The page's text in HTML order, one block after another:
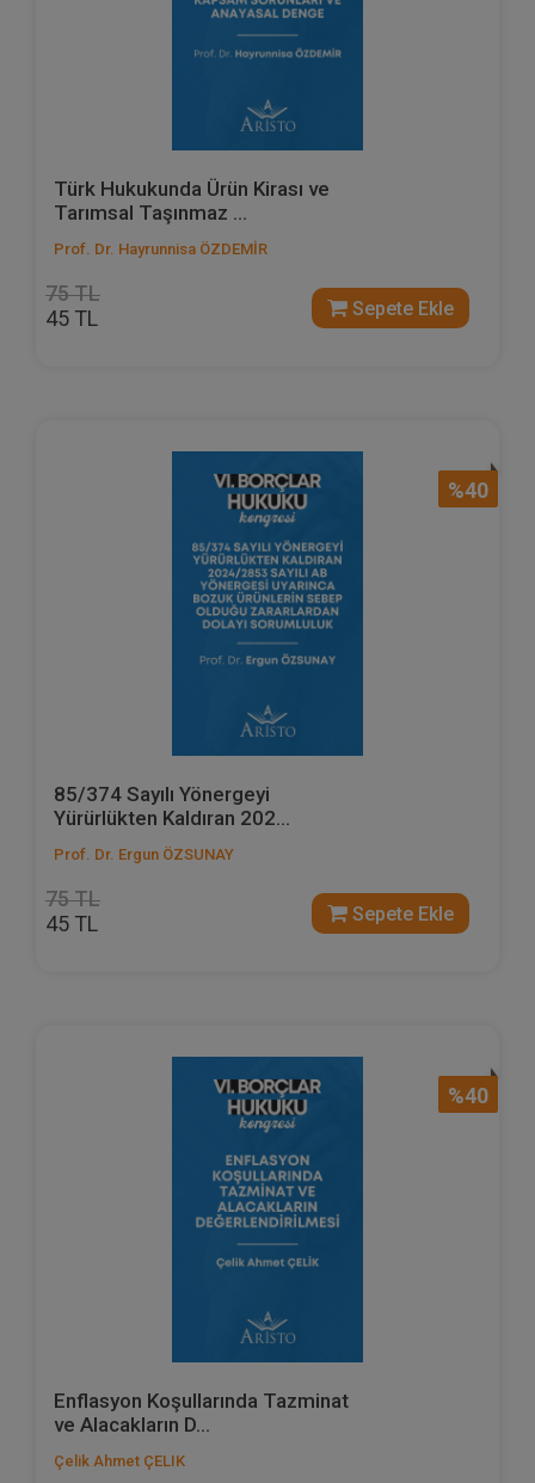
Türk Hukukunda Ürün Kirası ve
Tarımsal Taşınmaz ...
Prof. Dr. Hayrunnisa ÖZDEMİR
75 TL
45 TL Sepete Ekle
%40
85/374 Sayılı Yönergeyi
Yürürlükten Kaldıran 202...
Prof. Dr. Ergun ÖZSUNAY
75 TL
45 TL Sepete Ekle
%40
Enflasyon Koşullarında Tazminat
ve Alacakların D...
Çelik Ahmet ÇELIK